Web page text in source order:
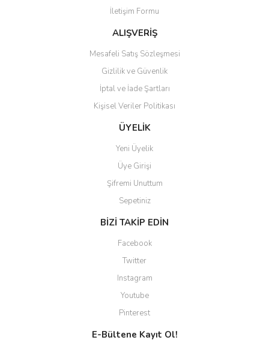
Ürün bilgilerinde hatalar bulunuyor.
Bu ürüne benzer farklı alternatifler olmalı.
İletişim Formu
ALIŞVERİŞ
Mesafeli Satış Sözleşmesi
Gizlilik ve Güvenlik
İptal ve İade Şartları
Kişisel Veriler Politikası
ÜYELİK
Yeni Üyelik
Üye Girişi
Şifremi Unuttum
Sepetiniz
BİZİ TAKİP EDİN
Facebook
Twitter
Instagram
Youtube
Pinterest
E-Bültene Kayıt Ol!